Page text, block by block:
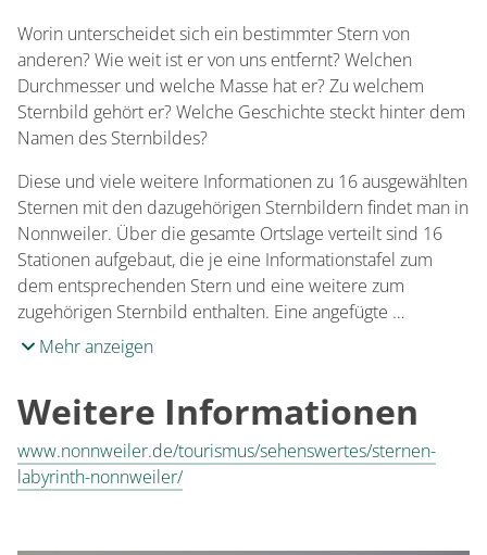
Worin unterscheidet sich ein bestimmter Stern von
anderen? Wie weit ist er von uns entfernt? Welchen
Durchmesser und welche Masse hat er? Zu welchem
Sternbild gehört er? Welche Geschichte steckt hinter dem
Namen des Sternbildes?
Diese und viele weitere Informationen zu 16 ausgewählten
Sternen mit den dazugehörigen Sternbildern findet man in
Nonnweiler. Über die gesamte Ortslage verteilt sind 16
Stationen aufgebaut, die je eine Informationstafel zum
dem entsprechenden Stern und eine weitere zum
zugehörigen Sternbild enthalten. Eine angefügte …
Mehr anzeigen
Weitere Informationen
www.nonnweiler.de/tourismus/sehenswertes/sternen-
labyrinth-nonnweiler/